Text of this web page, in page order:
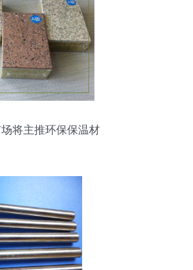
将主推环保保温材